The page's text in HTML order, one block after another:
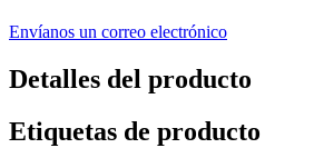
Envíanos un correo electrónico
Detalles del producto
Etiquetas de producto